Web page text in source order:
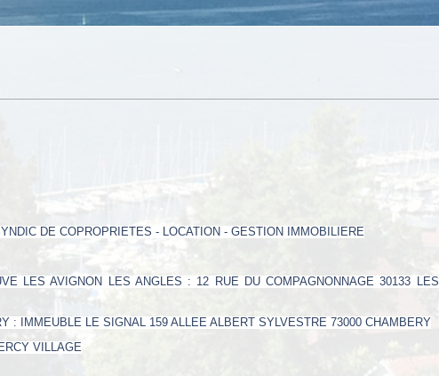
DE COPROPRIETES - LOCATION - GESTION IMMOBILIERE
LES AVIGNON LES ANGLES : 12 RUE DU COMPAGNONNAGE 30133 LES
: IMMEUBLE LE SIGNAL 159 ALLEE ALBERT SYLVESTRE 73000 CHAMBERY
VILLAGE